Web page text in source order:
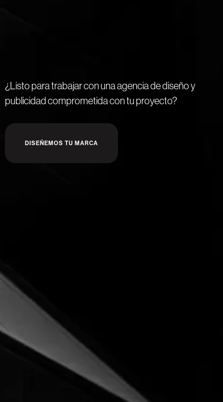
¿Listo para trabajar con una agencia de diseño y
publicidad comprometida con tu proyecto?
DISEÑEMOS TU MARCA